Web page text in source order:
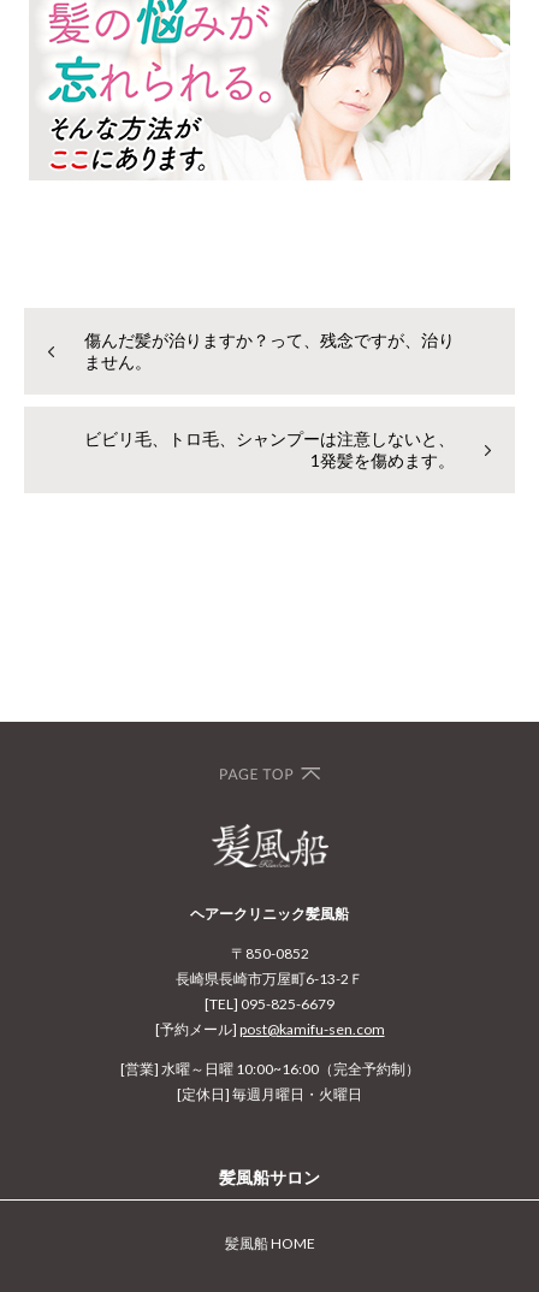
傷んだ髪が治りますか？って、残念ですが、治り
ません。
ビビリ毛、トロ毛、シャンプーは注意しないと、
1発髪を傷めます。
ヘアークリニック髪風船
〒850-0852
長崎県長崎市万屋町6-13-2Ｆ
[TEL] 095-825-6679
[予約メール] post@kamifu-sen.com
[営業] 水曜～日曜 10:00~16:00（完全予約制）
[定休日] 毎週月曜日・火曜日
髪風船サロン
髪風船 HOME